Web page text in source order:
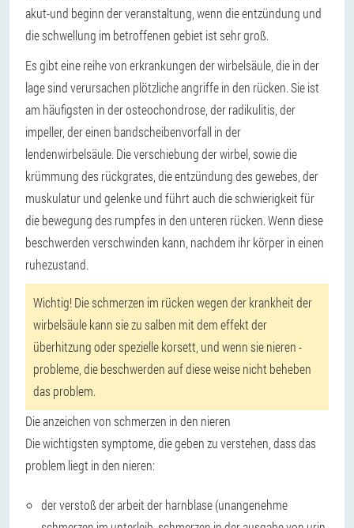
akut-und beginn der veranstaltung, wenn die entzündung und
die schwellung im betroffenen gebiet ist sehr groß.
Es gibt eine reihe von erkrankungen der wirbelsäule, die in der
lage sind verursachen plötzliche angriffe in den rücken. Sie ist
am häufigsten in der osteochondrose, der radikulitis, der
impeller, der einen bandscheibenvorfall in der
lendenwirbelsäule. Die verschiebung der wirbel, sowie die
krümmung des rückgrates, die entzündung des gewebes, der
muskulatur und gelenke und führt auch die schwierigkeit für
die bewegung des rumpfes in den unteren rücken. Wenn diese
beschwerden verschwinden kann, nachdem ihr körper in einen
ruhezustand.
Wichtig! Die schmerzen im rücken wegen der krankheit der
wirbelsäule kann sie zu salben mit dem effekt der
überhitzung oder spezielle korsett, und wenn sie nieren -
probleme, die beschwerden auf diese weise nicht beheben
das problem.
Die anzeichen von schmerzen in den nieren
Die wichtigsten symptome, die geben zu verstehen, dass das
problem liegt in den nieren:
der verstoß der arbeit der harnblase (unangenehme